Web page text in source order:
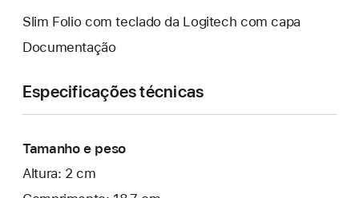
Slim Folio com teclado da Logitech com capa
Documentação
Especificações técnicas
Tamanho e peso
Altura: 2 cm